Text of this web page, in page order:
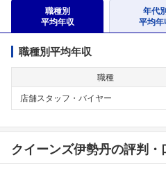
職種別
平均年収
年代別
平均年
職種別平均年収
職種
店舗スタッフ・バイヤー
クイーンズ伊勢丹の評判・